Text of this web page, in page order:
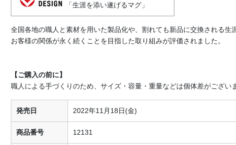
「生涯を添い遂げるマグ」
全国各地の職人と素材を用いた製品化や、割れても新品に交換される生
お客様の関係が永く続くことを目指した取り組みが評価されました。
【ご購入の前に】
職人による手づくりのため、サイズ・容量・重量などは個体差がござい
発売日 2022年11月18日(金)
商品番号 12131